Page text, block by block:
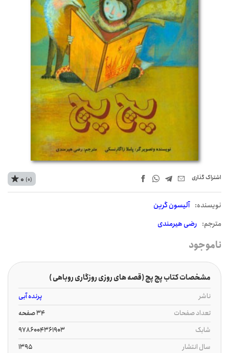
اشتراک‌ گذاری
نويسنده: آلیسون گرین
مترجم: رضی هیرمندی
0 (0)
ناموجود
مشخصات کتاب پچ پچ (قصه های روزی روزگاری روباهی )
ناشر
پرنده آبی
تعداد صفحات
34 صفحه
شابک
9786004361903
سال انتشار
1395